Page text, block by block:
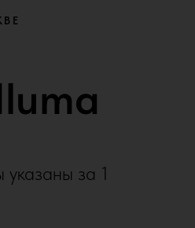
указаны за 1